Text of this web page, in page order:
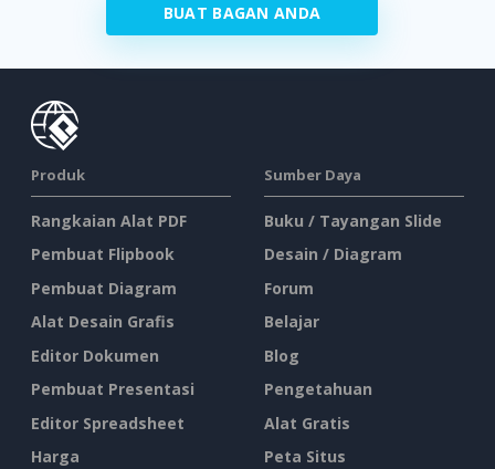
BUAT BAGAN ANDA
Produk
Rangkaian Alat PDF
Pembuat Flipbook
Pembuat Diagram
Alat Desain Grafis
Editor Dokumen
Pembuat Presentasi
Editor Spreadsheet
Harga
Sumber Daya
Buku / Tayangan Slide
Desain / Diagram
Forum
Belajar
Blog
Pengetahuan
Alat Gratis
Peta Situs